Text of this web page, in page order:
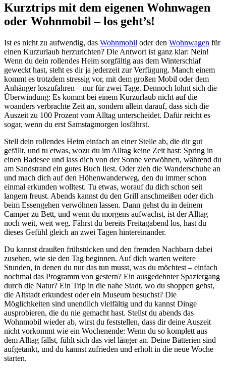
Kurztrips mit dem eigenen Wohnwagen
oder Wohnmobil – los geht’s!
Ist es nicht zu aufwendig, das Wohnmobil oder den Wohnwagen für
einen Kurzurlaub herzurichten? Die Antwort ist ganz klar: Nein!
Wenn du dein rollendes Heim sorgfältig aus dem Winterschlaf
geweckt hast, steht es dir ja jederzeit zur Verfügung. Manch einem
kommt es trotzdem stressig vor, mit dem großen Mobil oder dem
Anhänger loszufahren – nur für zwei Tage. Dennoch lohnt sich die
Überwindung: Es kommt bei einem Kurzurlaub nicht auf die
woanders verbrachte Zeit an, sondern allein darauf, dass sich die
Auszeit zu 100 Prozent vom Alltag unterscheidet. Dafür reicht es
sogar, wenn du erst Samstagmorgen losfährst.
Stell dein rollendes Heim einfach an einer Stelle ab, die dir gut
gefällt, und tu etwas, wozu du im Alltag keine Zeit hast: Spring in
einen Badesee und lass dich von der Sonne verwöhnen, während du
am Sandstrand ein gutes Buch liest. Oder zieh die Wanderschuhe an
und mach dich auf den Höhenwanderweg, den du immer schon
einmal erkunden wolltest. Tu etwas, worauf du dich schon seit
langem freust. Abends kannst du den Grill anschmeißen oder dich
beim Essengehen verwöhnen lassen. Dann gehst du in deinem
Camper zu Bett, und wenn du morgens aufwachst, ist der Alltag
noch weit, weit weg. Fährst du bereits Freitagabend los, hast du
dieses Gefühl gleich an zwei Tagen hintereinander.
Du kannst draußen frühstücken und den fremden Nachbarn dabei
zusehen, wie sie den Tag beginnen. Auf dich warten weitere
Stunden, in denen du nur das tun musst, was du möchtest – einfach
nochmal das Programm von gestern? Ein ausgedehnter Spaziergang
durch die Natur? Ein Trip in die nahe Stadt, wo du shoppen gehst,
die Altstadt erkundest oder ein Museum besuchst? Die
Möglichkeiten sind unendlich vielfältig und du kannst Dinge
ausprobieren, die du nie gemacht hast. Stellst du abends das
Wohnmobil wieder ab, wirst du feststellen, dass dir deine Auszeit
nicht vorkommt wie ein Wochenende: Wenn du so komplett aus
dem Alltag fällst, fühlt sich das viel länger an. Deine Batterien sind
aufgetankt, und du kannst zufrieden und erholt in die neue Woche
starten.